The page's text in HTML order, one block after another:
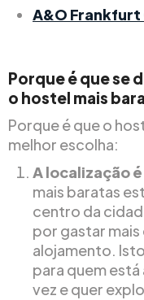
A&O
Porque é que se
o hostel mais
Porque é que o
melhor escolha:
A localização
mais baratas
centro da
por gastar
alojamento.
para quem
vez e quer